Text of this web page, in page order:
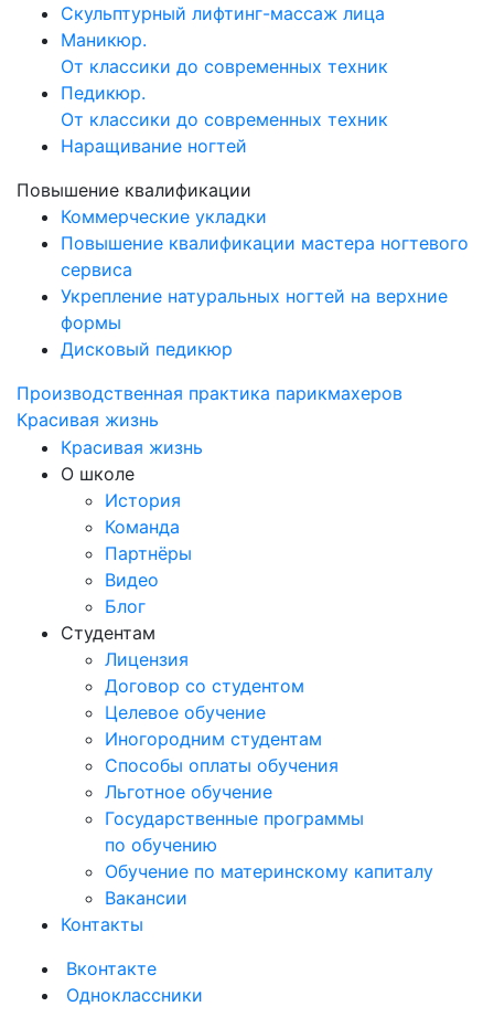
Скульптурный лифтинг-массаж лица
Маникюр.
От классики до современных техник
Педикюр.
От классики до современных техник
Наращивание ногтей
Повышение квалификации
Коммерческие укладки
Повышение квалификации мастера ногтевого
сервиса
Укрепление натуральных ногтей на верхние
формы
Дисковый педикюр
Производственная практика парикмахеров
Красивая жизнь
Красивая жизнь
О школе
История
Команда
Партнёры
Видео
Блог
Студентам
Лицензия
Договор со студентом
Целевое обучение
Иногородним студентам
Способы оплаты обучения
Льготное обучение
Государственные программы
по обучению
Обучение по материнскому капиталу
Вакансии
Контакты
Вконтакте
Одноклассники